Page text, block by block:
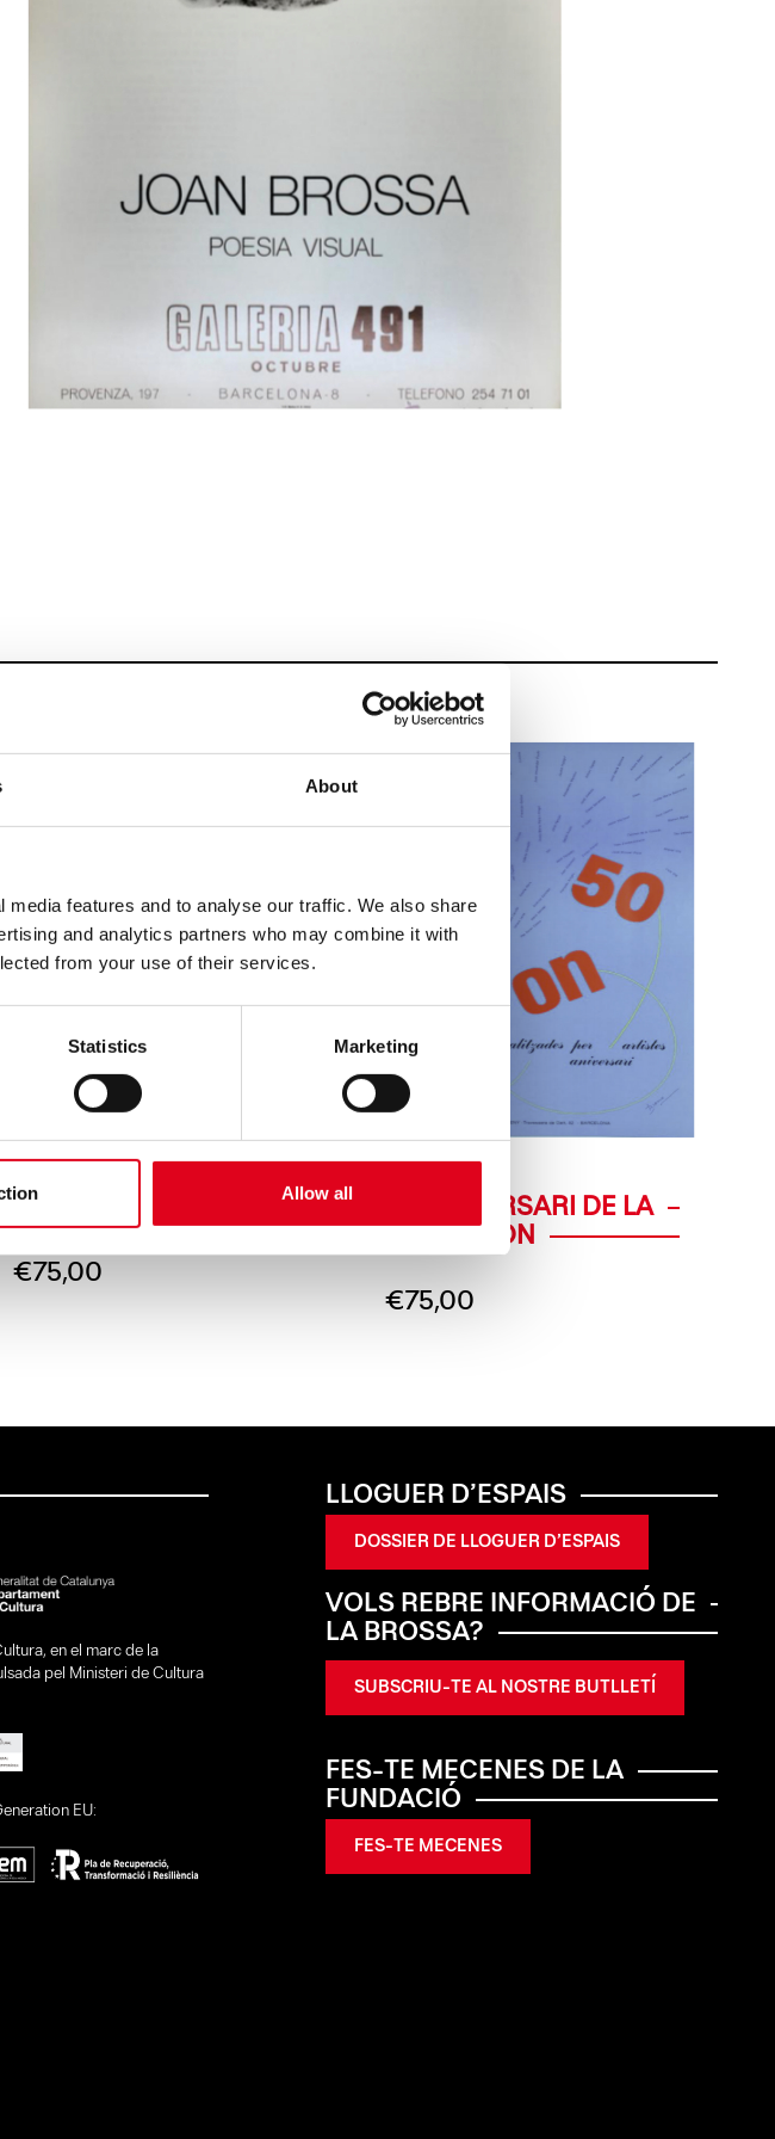
About
features and to analyse our traffic. We also share
and analytics partners who may combine it with
from your use of their services.
Statistics Marketing
Allow all
€75,00
5È ANIVERSARI DE LA
REVISTA ON
€75,00
en el marc de la
pel Ministeri de Cultura
EU:
LLOGUER D’ESPAIS
DOSSIER DE LLOGUER D’ESPAIS
VOLS REBRE INFORMACIÓ DE
LA BROSSA?
SUBSCRIU-TE AL NOSTRE BUTLLETÍ
FES-TE MECENES DE LA
FUNDACIÓ
FES-TE MECENES